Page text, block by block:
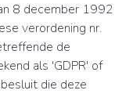
8 december 1992
verordening nr.
de
als 'GDPR' of
die deze